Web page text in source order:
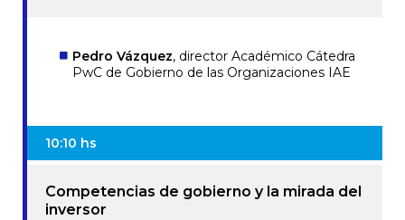
Pedro Vázquez, director Académico Cátedra
PwC de Gobierno de las Organizaciones IAE
10:10 hs
Competencias de gobierno y la mirada del
inversor